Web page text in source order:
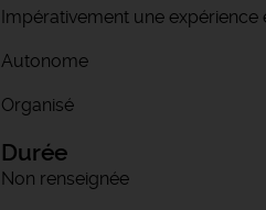
Impérativement une
Autonome
Organisé
Durée
Non renseignée